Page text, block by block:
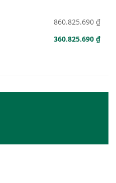
860.825.690 ₫
360.825.690 ₫